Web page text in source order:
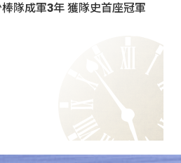
隊成軍3年 獲隊史首座冠軍